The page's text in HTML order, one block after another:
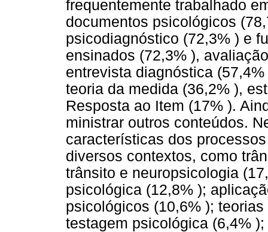
frequentemente trabalhado
documentos psicológicos
psicodiagnóstico (72,3% ) e
ensinados (72,3% ),
entrevista diagnóstica
teoria da medida (36,2% ),
Resposta ao Item (17% ).
ministrar outros conteúdos.
características dos
diversos contextos, como
trânsito e neuropsicologia
psicológica (12,8% );
psicológicos (10,6% );
testagem psicológica (6,4%